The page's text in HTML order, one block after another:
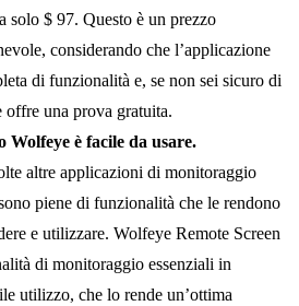
solo $ 97. Questo è un prezzo
considerando che l’applicazione
di funzionalità e, se non sei sicuro di
offre una prova gratuita.
Wolfeye è facile da usare.
altre applicazioni di monitoraggio
piene di funzionalità che le rendono
e utilizzare. Wolfeye Remote Screen
di monitoraggio essenziali in
utilizzo, che lo rende un’ottima